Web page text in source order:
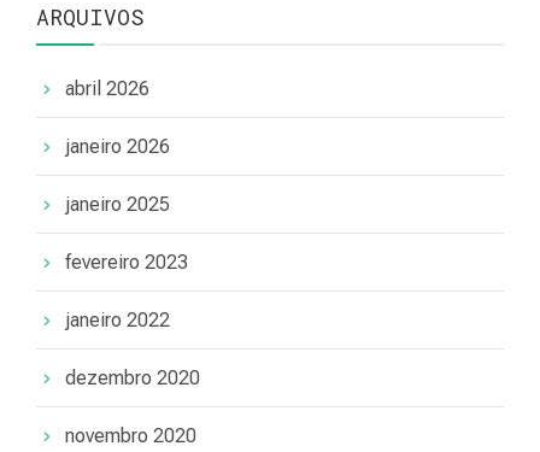
ARQUIVOS
abril 2026
janeiro 2026
janeiro 2025
fevereiro 2023
janeiro 2022
dezembro 2020
novembro 2020